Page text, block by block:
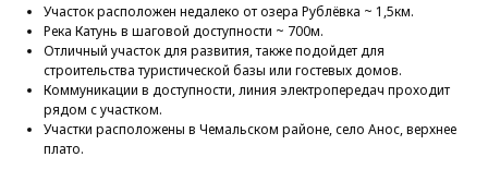
Участок расположен недалеко от озера Рублёвка ~ 1,5км.
Река Катунь в шаговой доступности ~ 700м.
Отличный участок для развития, также подойдет для
строительства туристической базы или гостевых домов.
Коммуникации в доступности, линия электропередач проходит
рядом с участком.
Участки расположены в Чемальском районе, село Анос, верхнее
плато.